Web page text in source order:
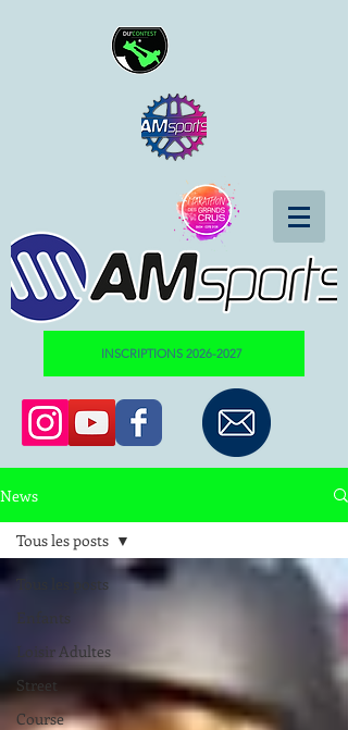
INSCRIPTIONS 2026-2027
News
Tous les posts
Loisir Adultes
Street
Course
Tous les posts